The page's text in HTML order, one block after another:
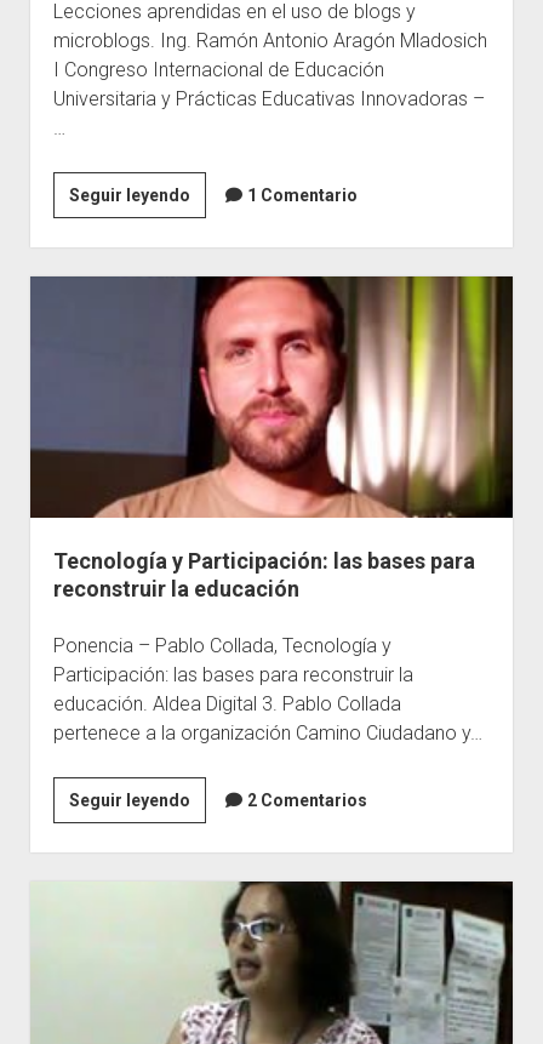
Lecciones aprendidas en el uso de blogs y
microblogs. Ing. Ramón Antonio Aragón Mladosich
I Congreso Internacional de Educación
Universitaria y Prácticas Educativas Innovadoras –
Seguir leyendoUso
de
las
tecnologías
de
información
y
comunicación
TIC
la
educación
1 Comentario
Tecnología y Participación: las bases para
reconstruir la educación
Ponencia – Pablo Collada, Tecnología y
Participación: las bases para reconstruir la
educación. Aldea Digital 3. Pablo Collada
pertenece a la organización Camino Ciudadano y…
Seguir leyendoTecnología
y
Participación:
las
bases
para
reconstruir
la
educación
2 Comentarios